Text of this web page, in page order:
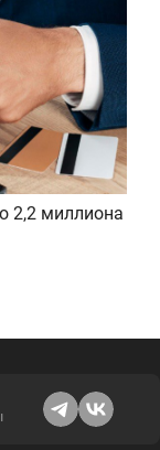
2,2 миллиона